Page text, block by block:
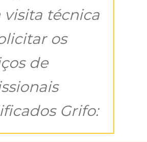
visita técnica
os
de
Grifo: